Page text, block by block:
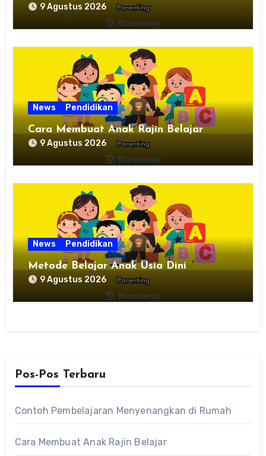
9 Agustus 2026
News Pendidikan
Cara Membuat Anak Rajin Belajar
9 Agustus 2026
News Pendidikan
Metode Belajar Anak Usia Dini
9 Agustus 2026
Pos-Pos Terbaru
Contoh Pembelajaran Menyenangkan di Rumah
Cara Membuat Anak Rajin Belajar